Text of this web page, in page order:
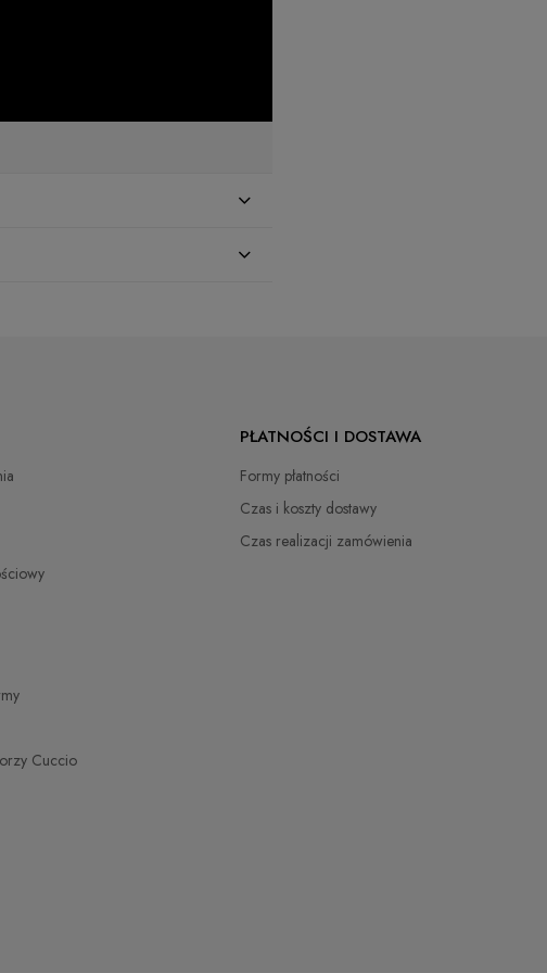
PŁATNOŚCI I DOSTAWA
Formy płatności
Czas i koszty dostawy
Czas realizacji zamówienia
Cuccio